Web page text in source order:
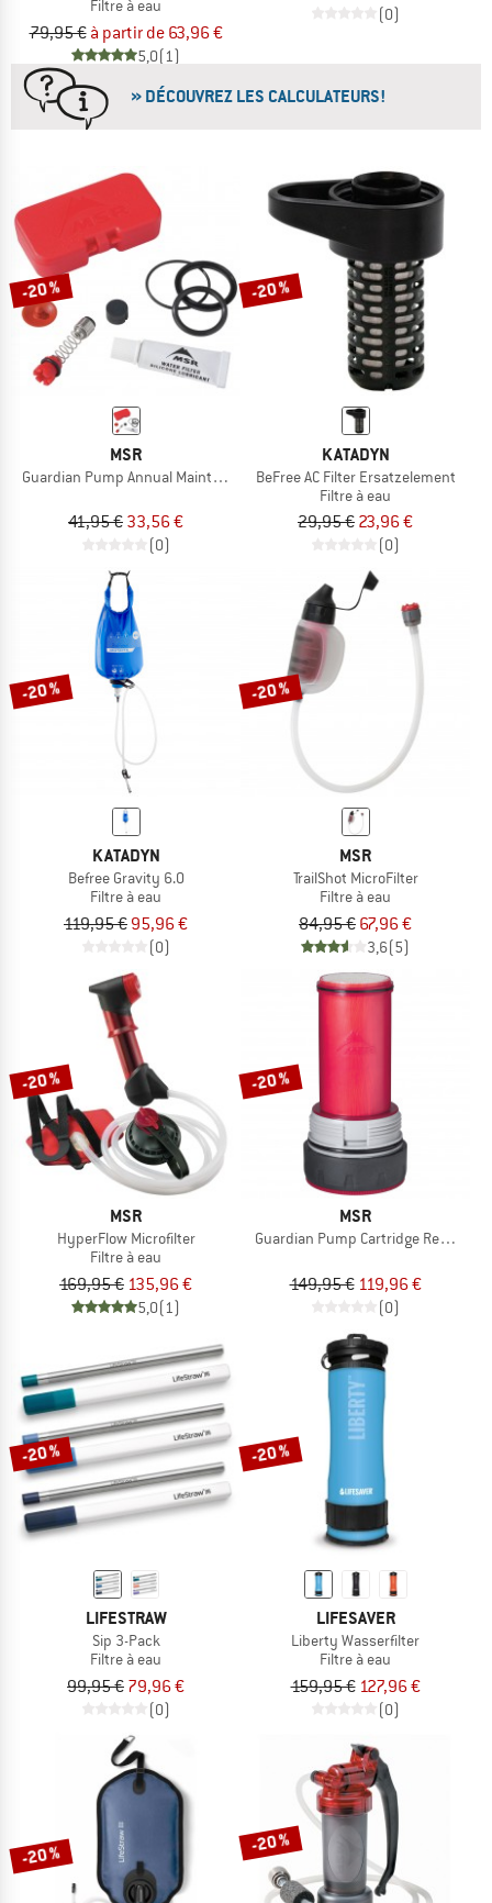
Filtre à eau
79,95 € à partir de 63,96 €
5,0(1)
(0)
» DÉCOUVREZ LES CALCULATEURS!
-20 %
MSR
Guardian Pump Annual Maintenance Kit
41,95 € 33,56 €
(0)
-20 %
KATADYN
BeFree AC Filter Ersatzelement
Filtre à eau
29,95 € 23,96 €
(0)
-20 %
KATADYN
Befree Gravity 6.0
Filtre à eau
119,95 € 95,96 €
(0)
-20 %
MSR
TrailShot MicroFilter
Filtre à eau
84,95 € 67,96 €
3,6(5)
-20 %
MSR
HyperFlow Microfilter
Filtre à eau
169,95 € 135,96 €
5,0(1)
-20 %
MSR
Guardian Pump Cartridge
149,95 € 119,96 €
(0)
-20 %
LIFESTRAW
Sip 3-Pack
Filtre à eau
99,95 € 79,96 €
(0)
-20 %
LIFESAVER
Liberty Wasserfilter
Filtre à eau
159,95 € 127,96 €
(0)
-20 % -20 %